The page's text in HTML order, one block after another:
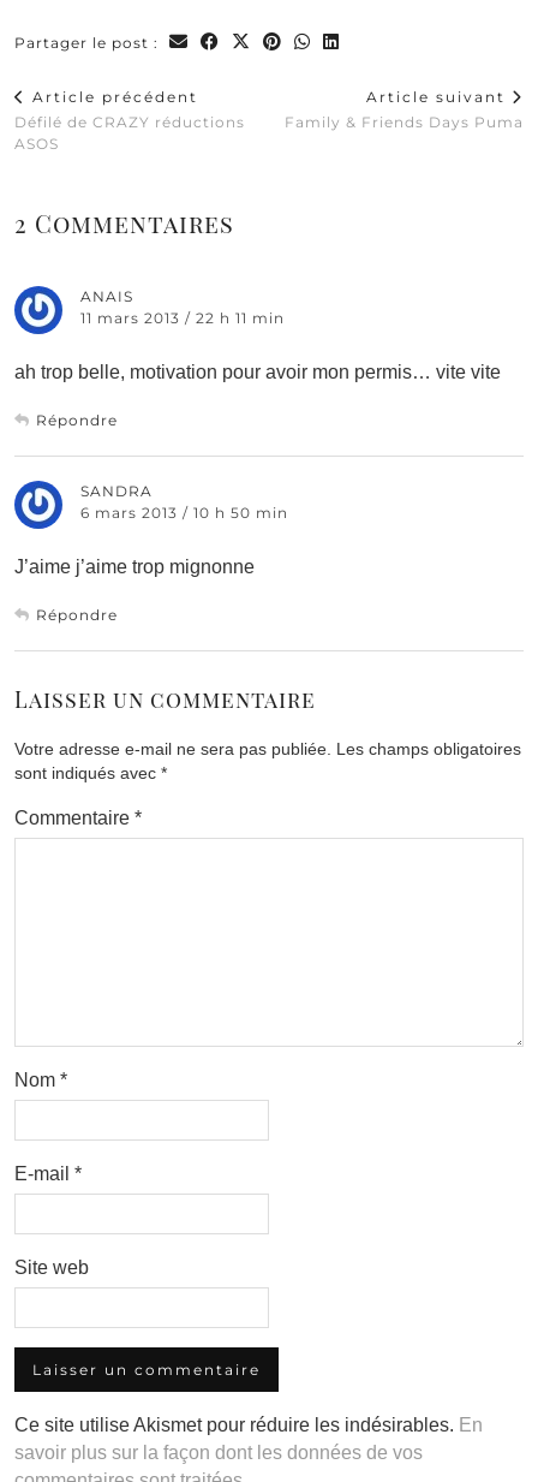
Partager le post :
Article précédent
Défilé de CRAZY réductions
ASOS
Article suivant
Family & Friends Days Puma
2 Commentaires
ANAIS
11 mars 2013 / 22 h 11 min
ah trop belle, motivation pour avoir mon permis… vite vite
Répondre
SANDRA
6 mars 2013 / 10 h 50 min
J’aime j’aime trop mignonne
Répondre
Laisser un commentaire
Votre adresse e-mail ne sera pas publiée. Les champs obligatoires
sont indiqués avec *
Commentaire *
Nom *
E-mail *
Site web
Ce site utilise Akismet pour réduire les indésirables. En
savoir plus sur la façon dont les données de vos